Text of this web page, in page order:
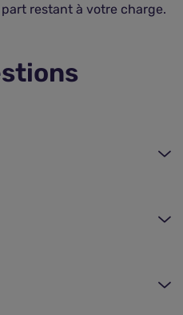
restant à votre charge.